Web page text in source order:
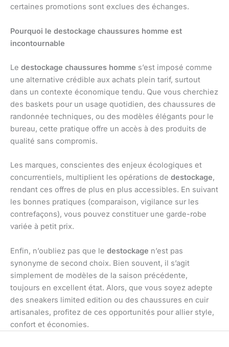
certaines promotions sont exclues des échanges.
Pourquoi le destockage chaussures homme est
incontournable
Le destockage chaussures homme s’est imposé comme
une alternative crédible aux achats plein tarif, surtout
dans un contexte économique tendu. Que vous cherchiez
des baskets pour un usage quotidien, des chaussures de
randonnée techniques, ou des modèles élégants pour le
bureau, cette pratique offre un accès à des produits de
qualité sans compromis.
Les marques, conscientes des enjeux écologiques et
concurrentiels, multiplient les opérations de destockage,
rendant ces offres de plus en plus accessibles. En suivant
les bonnes pratiques (comparaison, vigilance sur les
contrefaçons), vous pouvez constituer une garde-robe
variée à petit prix.
Enfin, n’oubliez pas que le destockage n’est pas
synonyme de second choix. Bien souvent, il s’agit
simplement de modèles de la saison précédente,
toujours en excellent état. Alors, que vous soyez adepte
des sneakers limited edition ou des chaussures en cuir
artisanales, profitez de ces opportunités pour allier style,
confort et économies.